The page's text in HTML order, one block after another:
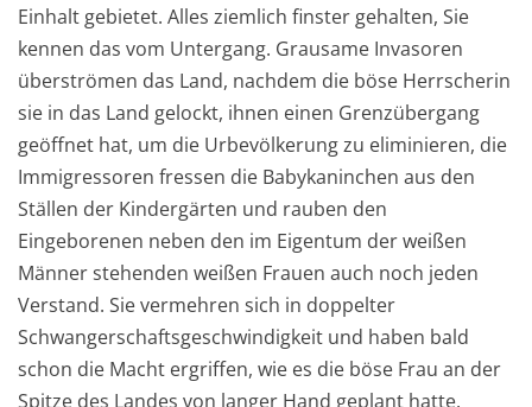
Einhalt gebietet. Alles ziemlich finster gehalten, Sie
kennen das vom Untergang. Grausame Invasoren
überströmen das Land, nachdem die böse Herrscherin
sie in das Land gelockt, ihnen einen Grenzübergang
geöffnet hat, um die Urbevölkerung zu eliminieren, die
Immigressoren fressen die Babykaninchen aus den
Ställen der Kindergärten und rauben den
Eingeborenen neben den im Eigentum der weißen
Männer stehenden weißen Frauen auch noch jeden
Verstand. Sie vermehren sich in doppelter
Schwangerschaftsgeschwindigkeit und haben bald
schon die Macht ergriffen, wie es die böse Frau an der
Spitze des Landes von langer Hand geplant hatte.